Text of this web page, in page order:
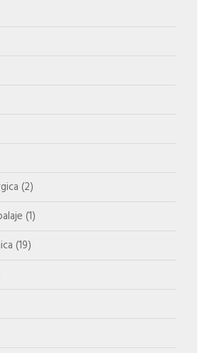
(2)
(1)
(19)